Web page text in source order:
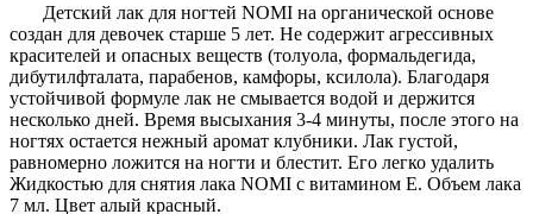
Детский лак для ногтей NOMI на органической основе
создан для девочек старше 5 лет. Не содержит агрессивных
красителей и опасных веществ (толуола, формальдегида,
дибутилфталата, парабенов, камфоры, ксилола). Благодаря
устойчивой формуле лак не смывается водой и держится
несколько дней. Время высыхания 3-4 минуты, после этого на
ногтях остается нежный аромат клубники. Лак густой,
равномерно ложится на ногти и блестит. Его легко удалить
Жидкостью для снятия лака NOMI c витамином Е. Объем лака
7 мл. Цвет алый красный.